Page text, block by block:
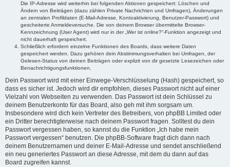
Die IP-Adresse wird weiterhin bei folgenden Aktionen gespeichert: Löschen und
Ändern von Beiträgen (dazu zählen Private Nachrichten und Umfragen), Änderungen
an zentralen Profildaten (E-Mail-Adresse, Kontoaktivierung, Benutzer-Passwort) und
gescheiterte Anmeldeversuche. Die von deinem Browser übermittelte Browser-
Kennzeichnung (User Agent) wird nur in der „Wer ist online?“-Funktion angezeigt und
nicht dauerhaft gespeichert.
Schließlich erfordern einzelne Funktionen des Boards, dass weitere Daten
gespeichert werden. Dazu gehören dein Abstimmungsverhalten bei Umfragen, der
Gelesen-Status von deinen Beiträgen oder explizit von dir gesetzte Lesezeichen oder
Benachrichtigungsfunktionen.
Dein Passwort wird mit einer Einwege-Verschlüsselung (Hash) gespeichert, so
dass es sicher ist. Jedoch wird dir empfohlen, dieses Passwort nicht auf einer
Vielzahl von Webseiten zu verwenden. Das Passwort ist dein Schlüssel zu
deinem Benutzerkonto für das Board, also geh mit ihm sorgsam um.
Insbesondere wird dich kein Vertreter des Betreibers, von phpBB Limited oder
ein Dritter berechtigterweise nach deinem Passwort fragen. Solltest du dein
Passwort vergessen haben, so kannst du die Funktion „Ich habe mein
Passwort vergessen“ benutzen. Die phpBB-Software fragt dich dann nach
deinem Benutzernamen und deiner E-Mail-Adresse und sendet anschließend
ein neu generiertes Passwort an diese Adresse, mit dem du dann auf das
Board zugreifen kannst.